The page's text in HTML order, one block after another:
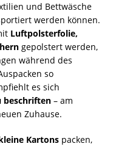
und Bettwäsche
werden können.
Luftpolsterfolie,
gepolstert werden,
während des
so
es sich
beschriften – am
Zuhause.
Kartons packen,